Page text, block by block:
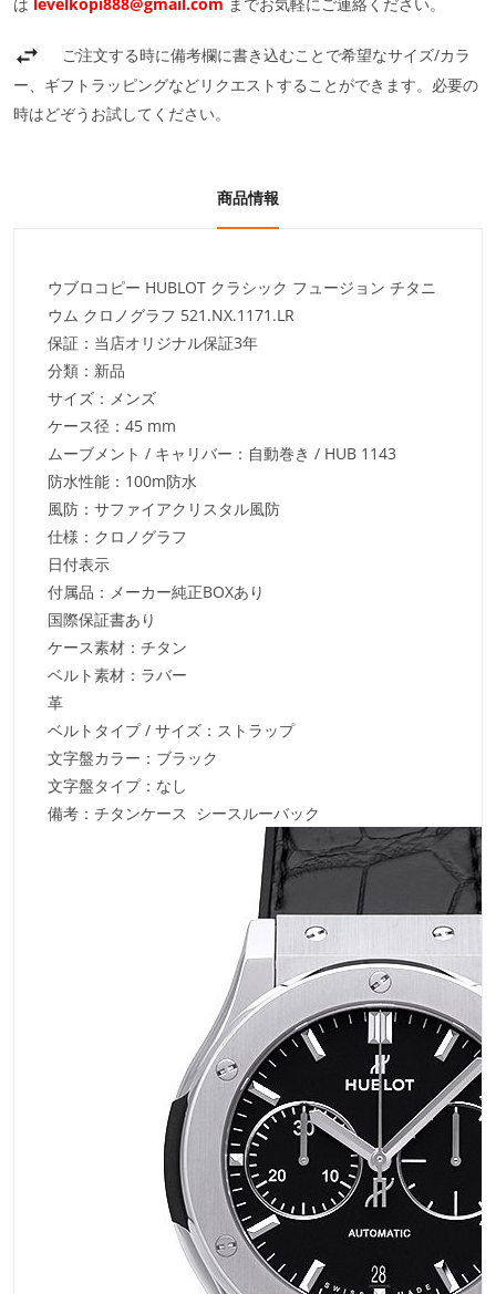
ご注文する時に備考欄に書き込むことで希望なサイズ/カラ
ー、ギフトラッピングなどリクエストすることができます。必要の
時はどぞうお試してください。
商品情報
ウブロコピー HUBLOT クラシック フュージョン チタニ
ウム クロノグラフ 521.NX.1171.LR
保証：当店オリジナル保証3年
分類：新品
サイズ：メンズ
ケース径：45 mm
ムーブメント / キャリバー：自動巻き / HUB 1143
防水性能：100m防水
風防：サファイアクリスタル風防
仕様：クロノグラフ
日付表示
付属品：メーカー純正BOXあり
国際保証書あり
ケース素材：チタン
ベルト素材：ラバー
革
ベルトタイプ / サイズ：ストラップ
文字盤カラー：ブラック
文字盤タイプ：なし
備考：チタンケース シースルーバック